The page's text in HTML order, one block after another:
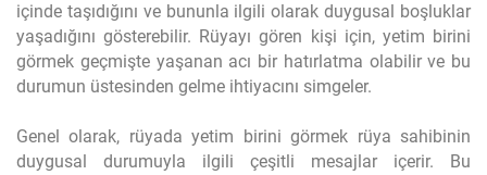
içinde taşıdığını ve bununla ilgili olarak duygusal boşluklar
yaşadığını gösterebilir. Rüyayı gören kişi için, yetim birini
görmek geçmişte yaşanan acı bir hatırlatma olabilir ve bu
durumun üstesinden gelme ihtiyacını simgeler.
Genel olarak, rüyada yetim birini görmek rüya sahibinin
duygusal durumuyla ilgili çeşitli mesajlar içerir. Bu